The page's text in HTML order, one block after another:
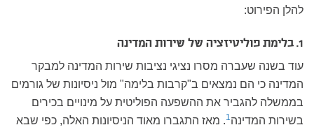
להלן הפירוט:
1. בלימת פוליטיזציה של שירות המדינה
עוד בשנה שעברה מסרו נציגי נציבות שירות המדינה למבקר
המדינה כי הם נמצאים ב"קרבות בלימה" מול ניסיונות של גורמים
בממשלה להגביר את ההשפעה הפוליטית על מינויים בכירים
בשירות המדינה1
. מאז התגברו מאוד הניסיונות האלה, כפי שבא